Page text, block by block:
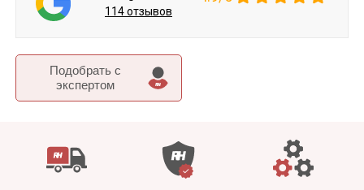
Подобрать c
экспертом
114 отзывов